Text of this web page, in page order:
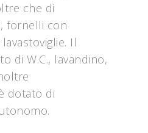
che di
fornelli con
Il
di W.C., lavandino,
dotato di